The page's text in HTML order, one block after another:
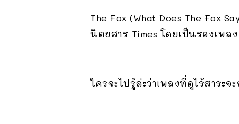
The Fox (What Does The Fox
นิตยสาร Times โดยเป็นรองเพลง
ใครจะไปรู้ล่ะว่าเพลงที่ดูไร้สาระ